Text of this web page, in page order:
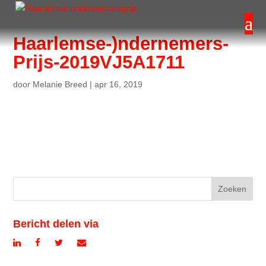
Haarlemse-)ndernemers-
Prijs-2019VJ5A1711
door Melanie Breed |apr 16, 2019
Bericht delen via